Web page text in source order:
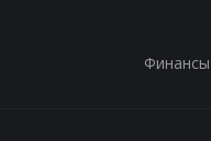
Финансы